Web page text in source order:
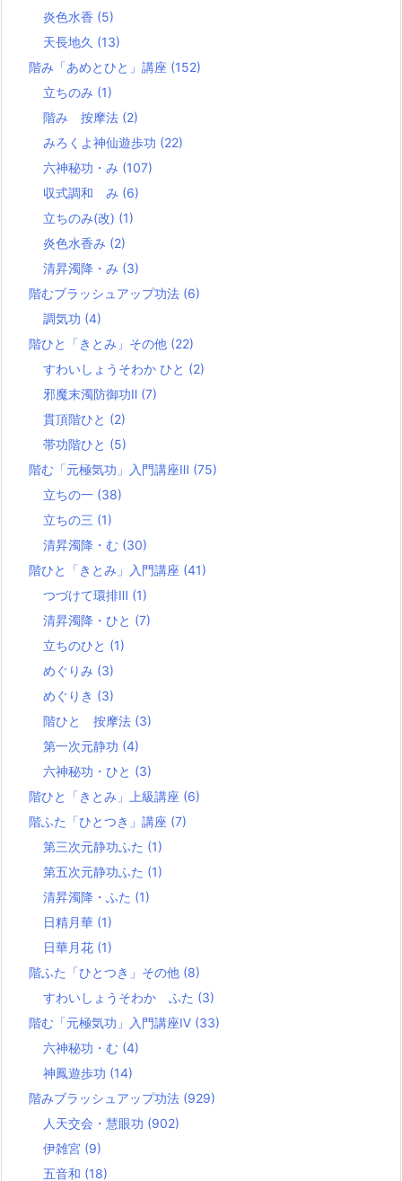
炎色水香 (5)
天長地久 (13)
階み「あめとひと」講座 (152)
立ちのみ (1)
階み 按摩法 (2)
みろくよ神仙遊歩功 (22)
六神秘功・み (107)
収式調和 み (6)
立ちのみ(改) (1)
炎色水香み (2)
清昇濁降・み (3)
階むブラッシュアップ功法 (6)
調気功 (4)
階ひと「きとみ」その他 (22)
すわいしょうそわか ひと (2)
邪魔末濁防御功Ⅱ (7)
貫頂階ひと (2)
帯功階ひと (5)
階む「元極気功」入門講座Ⅲ (75)
立ちの一 (38)
立ちの三 (1)
清昇濁降・む (30)
階ひと「きとみ」入門講座 (41)
つづけて環排Ⅲ (1)
清昇濁降・ひと (7)
立ちのひと (1)
めぐりみ (3)
めぐりき (3)
階ひと 按摩法 (3)
第一次元静功 (4)
六神秘功・ひと (3)
階ひと「きとみ」上級講座 (6)
階ふた「ひとつき」講座 (7)
第三次元静功ふた (1)
第五次元静功ふた (1)
清昇濁降・ふた (1)
日精月華 (1)
日華月花 (1)
階ふた「ひとつき」その他 (8)
すわいしょうそわか ふた (3)
階む「元極気功」入門講座Ⅳ (33)
六神秘功・む (4)
神鳳遊歩功 (14)
階みブラッシュアップ功法 (929)
人天交会・慧眼功 (902)
伊雑宮 (9)
五音和 (18)